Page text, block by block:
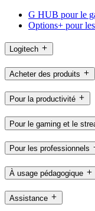
G HUB pour le
Options+ pour
Logitech
Acheter des produits
Pour la productivité
Pour le gaming et le
Pour les professionnels
À usage pédagogique
Assistance